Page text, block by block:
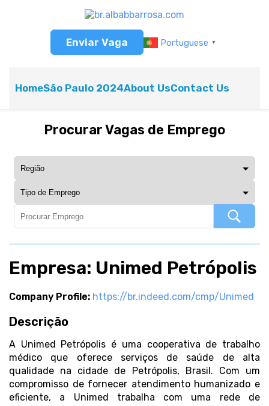
Enviar Vaga Portuguese ▼
HomeSão Paulo 2024About UsContact Us
Procurar Vagas de Emprego
Empresa: Unimed Petrópolis
Company Profile: https://br.indeed.com/cmp/Unimed
Descrição
A Unimed Petrópolis é uma cooperativa de trabalho
médico que oferece serviços de saúde de alta
qualidade na cidade de Petrópolis, Brasil. Com um
compromisso de fornecer atendimento humanizado e
eficiente, a Unimed trabalha com uma rede de